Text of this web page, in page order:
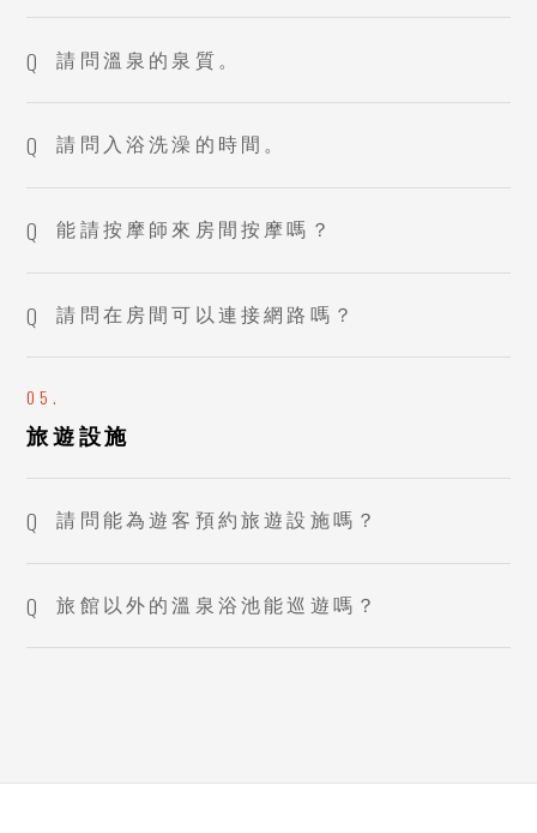
請問溫泉的泉質。
請問入浴洗澡的時間。
能請按摩師來房間按摩嗎？
請問在房間可以連接網路嗎？
旅遊設施
請問能為遊客預約旅遊設施嗎？
旅館以外的溫泉浴池能巡遊嗎？